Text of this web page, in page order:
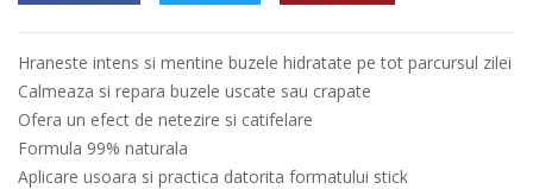
Hraneste intens si mentine buzele hidratate pe tot parcursul zilei
Calmeaza si repara buzele uscate sau crapate
Ofera un efect de netezire si catifelare
Formula 99% naturala
Aplicare usoara si practica datorita formatului stick